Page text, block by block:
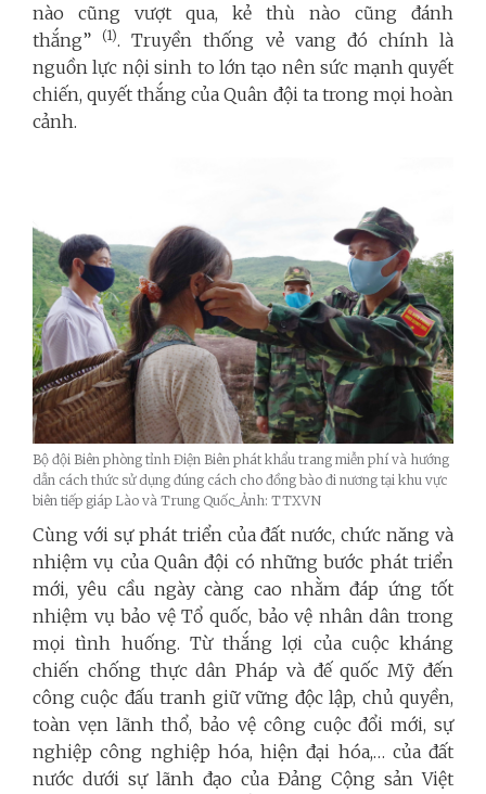
nào cũng vượt qua, kẻ thù nào cũng đánh
thắng”
(1). Truyền thống vẻ vang đó chính là
nguồn lực nội sinh to lớn tạo nên sức mạnh quyết
chiến, quyết thắng của Quân đội ta trong mọi hoàn
cảnh.
Bộ đội Biên phòng tỉnh Điện Biên phát khẩu trang miễn phí và hướng
dẫn cách thức sử dụng đúng cách cho đồng bào đi nương tại khu vực
biên tiếp giáp Lào và Trung Quốc_Ảnh: TTXVN
Cùng với sự phát triển của đất nước, chức năng và
nhiệm vụ của Quân đội có những bước phát triển
mới, yêu cầu ngày càng cao nhằm đáp ứng tốt
nhiệm vụ bảo vệ Tổ quốc, bảo vệ nhân dân trong
mọi tình huống. Từ thắng lợi của cuộc kháng
chiến chống thực dân Pháp và đế quốc Mỹ đến
công cuộc đấu tranh giữ vững độc lập, chủ quyền,
toàn vẹn lãnh thổ, bảo vệ công cuộc đổi mới, sự
nghiệp công nghiệp hóa, hiện đại hóa,… của đất
nước dưới sự lãnh đạo của Đảng Cộng sản Việt